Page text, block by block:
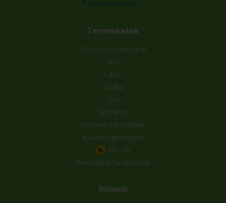
Termékeink
Összes termékünk
Bor
Likőr
Vodka
Gin
Whiskey
Vitexim termékek
Különlegességek
% Akciók
Beszállítói hirdetések
Rólunk